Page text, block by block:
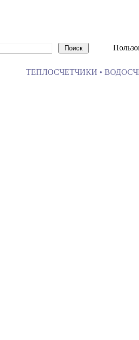
ТЕПЛОСЧЕТЧИКИ •